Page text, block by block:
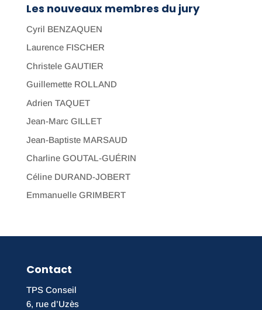
Les nouveaux membres du jury
Cyril BENZAQUEN
Laurence FISCHER
Christele GAUTIER
Guillemette ROLLAND
Adrien TAQUET
Jean-Marc GILLET
Jean-Baptiste MARSAUD
Charline GOUTAL-GUÉRIN
Céline DURAND-JOBERT
Emmanuelle GRIMBERT
Contact
TPS Conseil
6, rue d’Uzès